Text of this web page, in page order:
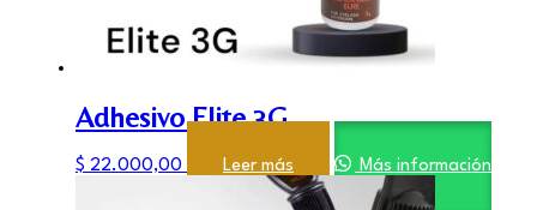
Adhesivo Elite 3G
$ 22.000,00 Leer más Más información